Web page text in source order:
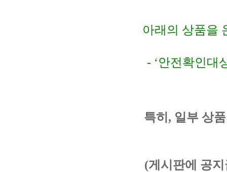
아래의 상품을
- ‘안전확인대
특히 , 일부 상
(게시판에 공